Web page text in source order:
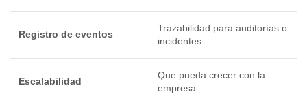
Registro de eventos
Trazabilidad para auditorías o
incidentes.
Escalabilidad
Que pueda crecer con la
empresa.